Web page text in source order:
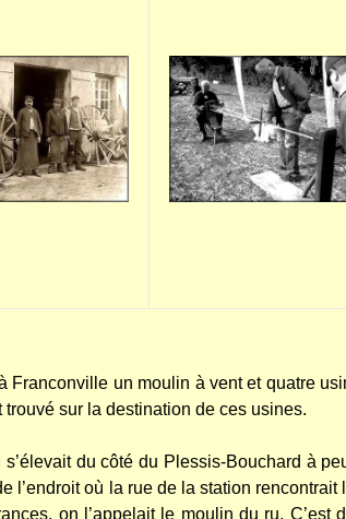
à Franconville un moulin à vent et quatre
trouvé sur la destination de ces usines.
s’élevait du côté du Plessis-Bouchard à
l’endroit où la rue de la station rencontrait
on l’appelait le moulin du ru. C’est